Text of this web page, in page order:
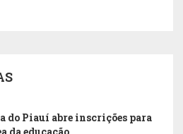
do Piauí abre inscrições para
da educação